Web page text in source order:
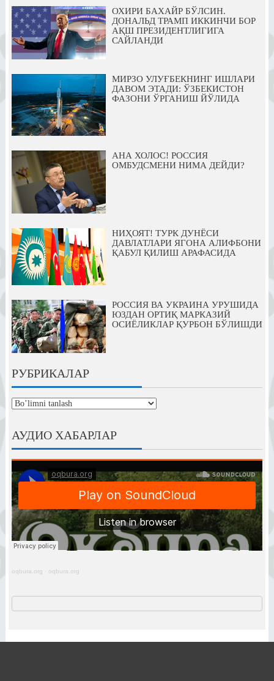
ОХИРИ БАХАЙР БЎЛСИН.
ДОНАЛЬД ТРАМП ИККИНЧИ БОР
АҚШ ПРЕЗИДЕНТЛИГИГА
САЙЛАНДИ
МИРЗО УЛУҒБЕКНИНГ ИШЛАРИ
ДАВОМ ЭТАДИ: ЎЗБЕКИСТОН
ФАЗОНИ ЎРГАНИШ ЙЎЛИДА
АНА ХОЛОС! РОССИЯ
ОМБУДСМЕНИ НИМА ДЕЙДИ?
НИҲОЯТ! ТУРК ДУНЁСИ
ДАВЛАТЛАРИ ЯГОНА АЛИФБОНИ
ҚАБУЛ ҚИЛИШ АРАФАСИДА
РОССИЯ ВА УКРАИНА УРУШИДА
ЮЗДАН ОРТИҚ МАРКАЗИЙ
ОСИЁЛИКЛАР ҚУРБОН БЎЛИШДИ
РУБРИКАЛАР
рубрикалар
АУДИО ХАБАРЛАР
oqbura.org · oqbura.org